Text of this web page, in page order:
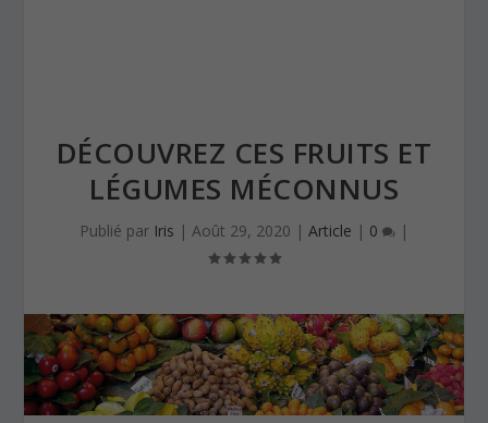
DÉCOUVREZ CES FRUITS ET
LÉGUMES MÉCONNUS
Publié par Iris | Août 29, 2020 | Article | 0 |